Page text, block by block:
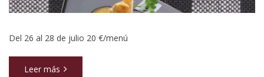
Del 26 al 28 de julio 20 €/menú
Leer más